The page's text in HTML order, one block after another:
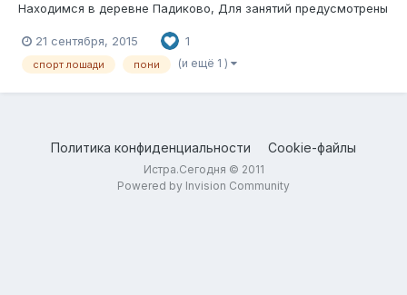
Находимся в деревне Падиково, Для занятий предусмотрены
крытые бочки. Тренер высокого уровня и большим опытом.
Для обучения применяется эффективная программа
21 сентября, 2015 1
спорт лошади пони (и ещё 1 )
Политика конфиденциальности Cookie-файлы
Истра.Сегодня © 2011
Powered by Invision Community